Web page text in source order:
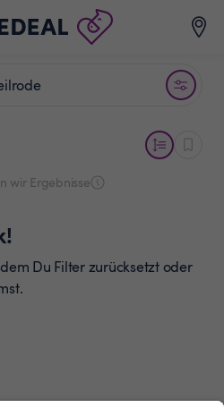
wir Ergebnisse
Du Filter zurücksetzt oder